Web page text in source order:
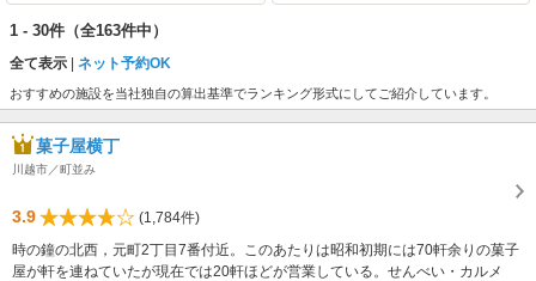
1 - 30件 （全163件中）
全て表示 ネット予約OK
おすすめの施設を当社独自の算出基準でランキング形式にしてご紹介しています。
菓子屋横丁
川越市／町並み
3.9
(1,784件)
時の鐘の北西，元町2丁目7番付近。このあたりは昭和初期には70軒余りの菓子
屋が軒を連ねていたが現在では20軒ほどが営業している。せんべい・カルメ